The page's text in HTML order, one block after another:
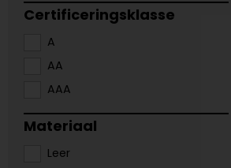
Certificeringsklasse
A
AA
AAA
Materiaal
Leer